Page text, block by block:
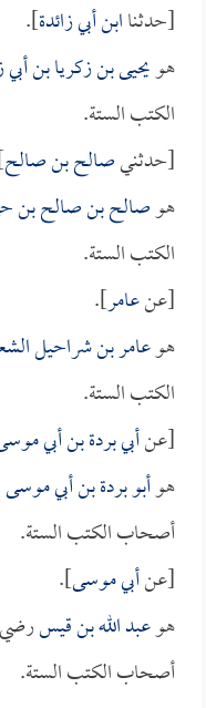
[حدثناابن أبي زائدة].
هويحيى بن زكريا بن أبي
الكتب الستة.
[حدثنيصالح بن صالح
هوصالح بن صالح بن
الكتب الستة.
[عنعامر].
هوعامر بن شراحيل
الكتب الستة.
[عنأبي بردة بن أبي
هوأبو بردة بن أبي
أصحاب الكتب الستة.
[عنأبي موسى].
هوعبد الله بن قيسرضي
أصحاب الكتب الستة.